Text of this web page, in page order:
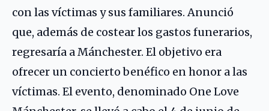
con las víctimas y sus familiares. Anunció
que, además de costear los gastos funerarios,
regresaría a Mánchester. El objetivo era
ofrecer un concierto benéfico en honor a las
víctimas. El evento, denominado One Love